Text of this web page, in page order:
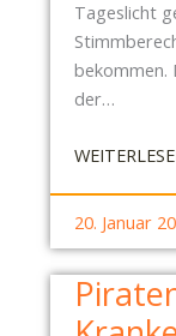
Tageslicht
bekommen.
der…
20. Januar